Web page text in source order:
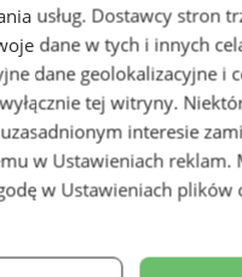
usług. Dostawcy stron
dane w tych i innych
dane geolokalizacyjne i
tej witryny.
interesie
w Ustawieniach reklam.
w Ustawieniach plików